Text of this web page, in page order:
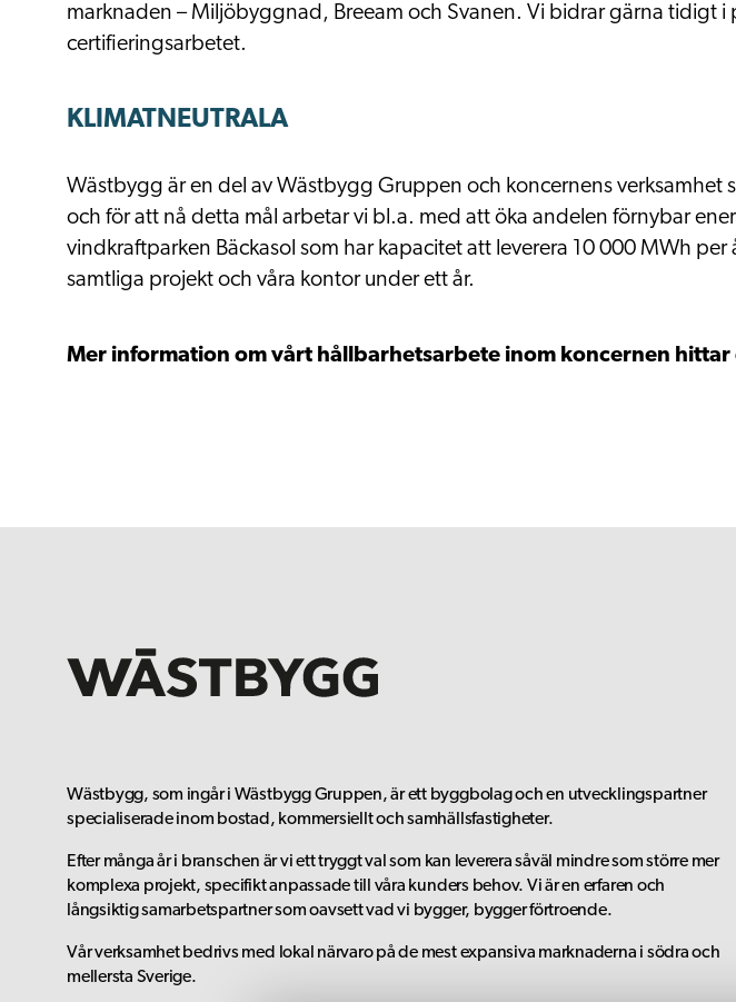
marknaden – Miljöbyggnad, Breeam och Svanen. Vi bidrar gärna tidigt i
certifieringsarbetet.
KLIMATNEUTRALA
Wästbygg är en del av Wästbygg Gruppen och koncernens verksamhet
och för att nå detta mål arbetar vi bl.a. med att öka andelen förnybar
vindkraftparken Bäckasol som har kapacitet att leverera 10 000 MWh
samtliga projekt och våra kontor under ett år.
Mer information om vårt hållbarhetsarbete inom koncernen hittar
Wästbygg, som ingår i Wästbygg Gruppen, är ett byggbolag och en utvecklingspartner
specialiserade inom bostad, kommersiellt och samhällsfastigheter.
Efter många år i branschen är vi ett tryggt val som kan leverera såväl mindre som större mer
komplexa projekt, specifikt anpassade till våra kunders behov. Vi är en erfaren och
långsiktig samarbetspartner som oavsett vad vi bygger, bygger förtroende.
Vår verksamhet bedrivs med lokal närvaro på de mest expansiva marknaderna i södra och
mellersta Sverige.